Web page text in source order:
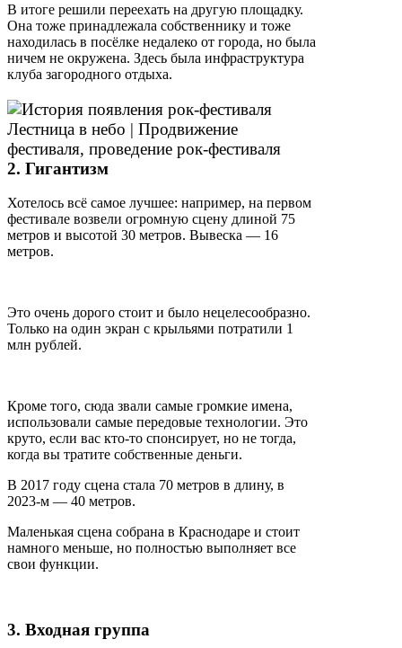
В итоге решили переехать на другую площадку.
Она тоже принадлежала собственнику и тоже
находилась в посёлке недалеко от города, но была
ничем не окружена. Здесь была инфраструктура
клуба загородного отдыха.
2. Гигантизм
Хотелось всё самое лучшее: например, на первом
фестивале возвели огромную сцену длиной 75
метров и высотой 30 метров. Вывеска — 16
метров.
Это очень дорого стоит и было нецелесообразно.
Только на один экран с крыльями потратили 1
млн рублей.
Кроме того, сюда звали самые громкие имена,
использовали самые передовые технологии. Это
круто, если вас кто-то спонсирует, но не тогда,
когда вы тратите собственные деньги.
В 2017 году сцена стала 70 метров в длину, в
2023-м — 40 метров.
Маленькая сцена собрана в Краснодаре и стоит
намного меньше, но полностью выполняет все
свои функции.
3. Входная группа